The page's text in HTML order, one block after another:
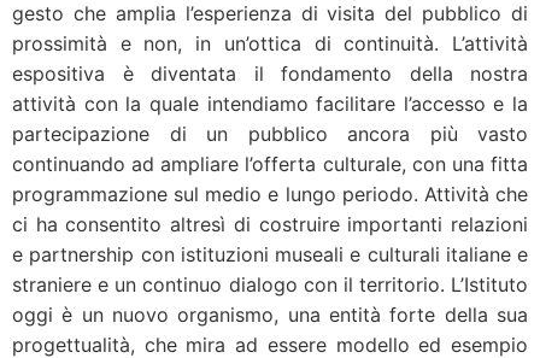
gesto che amplia l’esperienza di visita del pubblico di
prossimità e non, in un’ottica di continuità. L’attività
espositiva è diventata il fondamento della nostra
attività con la quale intendiamo facilitare l’accesso e la
partecipazione di un pubblico ancora più vasto
continuando ad ampliare l’offerta culturale, con una fitta
programmazione sul medio e lungo periodo. Attività che
ci ha consentito altresì di costruire importanti relazioni
e partnership con istituzioni museali e culturali italiane e
straniere e un continuo dialogo con il territorio. L’Istituto
oggi è un nuovo organismo, una entità forte della sua
progettualità, che mira ad essere modello ed esempio